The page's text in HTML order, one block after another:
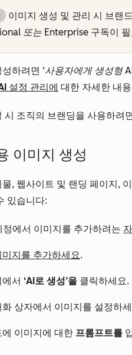
이미지 생성 및 관리 시 브랜
또는 Enterprise 구독이
하려면 ‘사용자에게 생성형
설정 관리에 대한 자세한 내
시 조직의 브랜딩을 사용하려
이미지 생성
, 웹사이트 및 랜딩 페이지,
있습니다:
에서 이미지를 추가하려는
지를 추가하세요.
서 ‘AI로 생성’을 클릭하세요.
상자에서 이미지를 설정하
이미지에 대한 프롬프트를